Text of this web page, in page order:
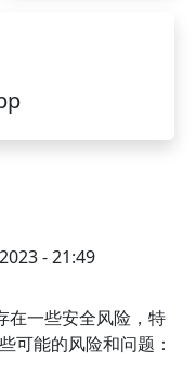
- 21:49
在一些安全风险，特
可能的风险和问题：